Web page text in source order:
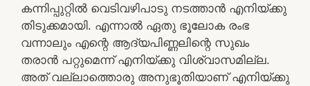
കന്നിപ്പുറ്റിൽ വെടിവഴിപാടു നടത്താൻ എനിയ്ക്കു
തിടുക്കമായി. എന്നാൽ ഏതു ഭൂലോക രംഭ
വന്നാലും എന്റെ ആദ്യപിണ്ണലിന്റെ സുഖം
തരാൻ പറ്റുമെന്ന് എനിയ്ക്കു വിശ്വാസമില്ല.
അത് വല്ലാത്തൊരു അനുഭൂതിയാണ് എനിയ്ക്കു